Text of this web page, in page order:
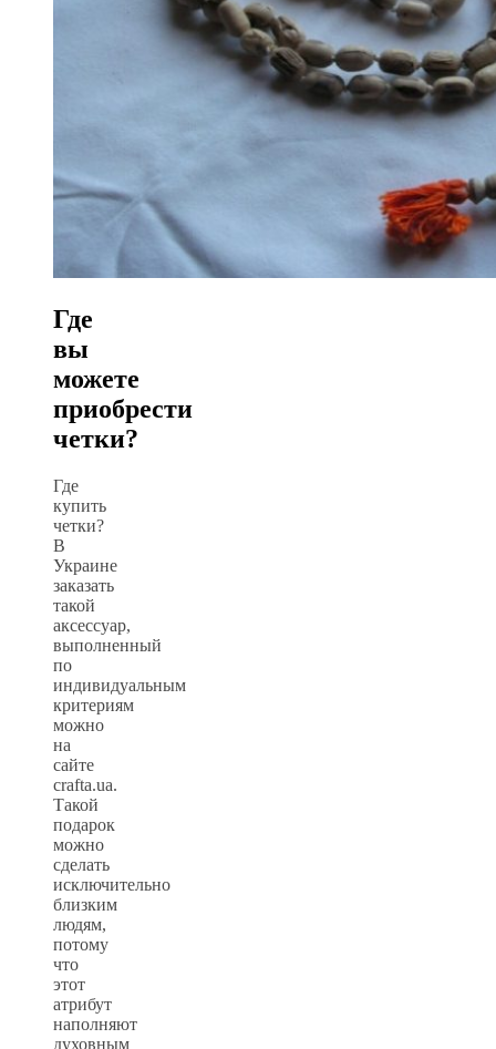
Где
вы
можете
приобрести
четки?
Где
купить
четки?
В
Украине
заказать
такой
аксессуар,
выполненный
по
индивидуальным
критериям
можно
на
сайте
crafta.ua.
Такой
подарок
можно
сделать
исключительно
близким
людям,
потому
что
этот
атрибут
наполняют
духовным